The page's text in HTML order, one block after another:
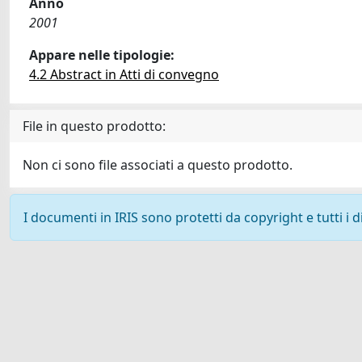
2001
Appare nelle tipologie:
4.2 Abstract in Atti di convegno
File in questo prodotto:
Non ci sono file associati a questo prodotto.
I documenti in IRIS sono protetti da copyright e tutti i